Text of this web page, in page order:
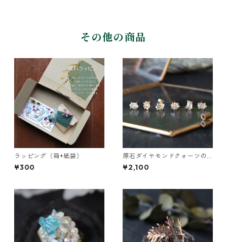
その他の商品
ラッピング（箱+紙袋）
¥300
原石ダイヤモンドクォーツの
プチピアス（一粒/片方）
¥2,100